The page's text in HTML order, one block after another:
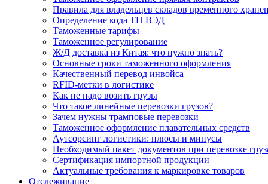
Правила для владельцев складов временного
Определение кода ТН ВЭД
Таможенные тарифы
Таможенное регулирование
Ж/Д доставка из Китая: что нужно знать?
Основные сроки таможенного оформления
Качественный перевод инвойса
RFID-метки в логистике
Как не надо возить грузы
Что такое линейные перевозки грузов?
Зачем нужны трамповые перевозки
Таможенное оформление плавательных средств
Аутсорсинг логистики: плюсы и минусы
Необходимый пакет документов при перевозке
Cертификация импортной продукции
Актуальные требования к маркировке товаров
Отслеживание